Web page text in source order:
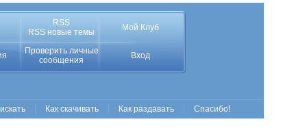
RSS
RSS новые темы
Мой Клуб
Проверить личные
сообщения
Вход
Как скачивать Как раздавать Спасибо!